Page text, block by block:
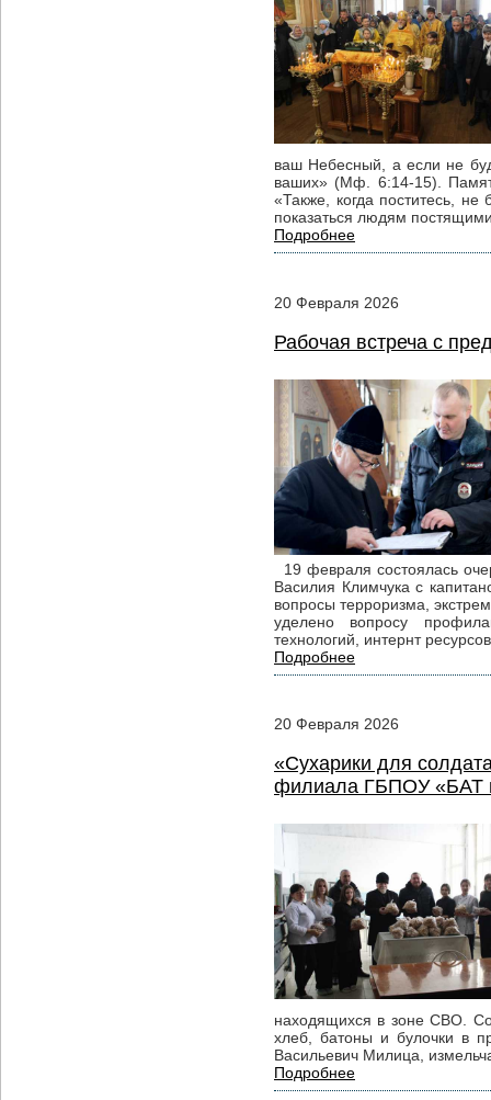
ваш Небесный, а если не
ваших» (Мф. 6:14-15).
«Также, когда поститесь,
показаться людям
Подробнее
20 Февраля 2026
Рабочая встреча с
19 февраля состоялась
Василия Климчука с
вопросы терроризма,
уделено вопросу
технологий, интернт
Подробнее
20 Февраля 2026
«Сухарики для
филиала ГБПОУ «БАТ
находящихся в зоне СВО.
хлеб, батоны и булочки в
Васильевич Милица,
Подробнее